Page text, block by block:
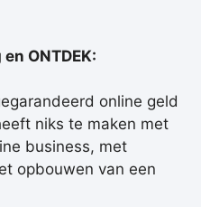
ONTDEK:
online geld
niks te maken met
business, met
opbouwen van een